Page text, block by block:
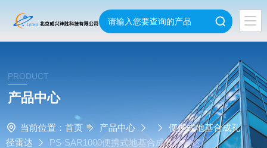
PRODUCT
产品中心
当前位置： 首页 产品中心
便携式地基合成孔
径雷达
PS-SAR1000便携式地基合成孔径雷达